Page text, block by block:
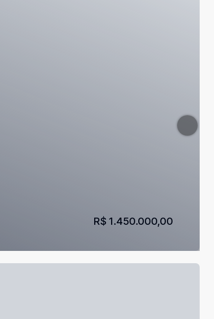
R$ 1.450.000,00